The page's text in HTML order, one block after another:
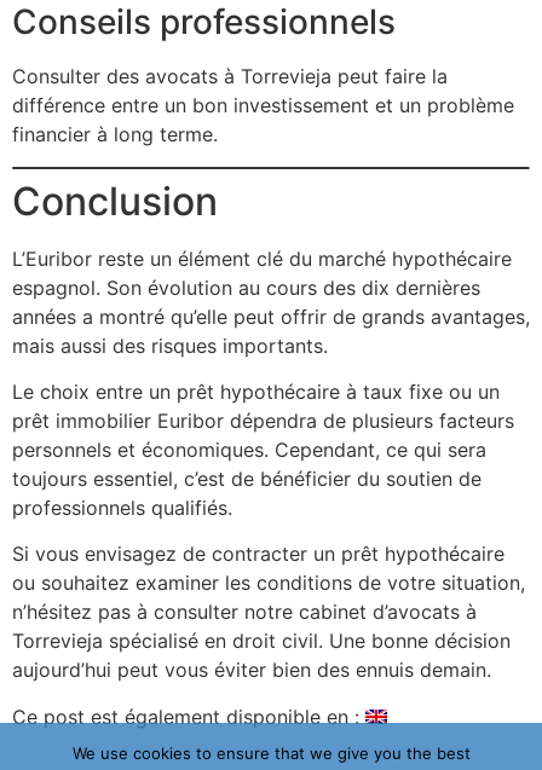
Conseils professionnels
Consulter des avocats à Torrevieja peut faire la
différence entre un bon investissement et un problème
financier à long terme.
Conclusion
L’Euribor reste un élément clé du marché hypothécaire
espagnol. Son évolution au cours des dix dernières
années a montré qu’elle peut offrir de grands avantages,
mais aussi des risques importants.
Le choix entre un prêt hypothécaire à taux fixe ou un
prêt immobilier Euribor dépendra de plusieurs facteurs
personnels et économiques. Cependant, ce qui sera
toujours essentiel, c’est de bénéficier du soutien de
professionnels qualifiés.
Si vous envisagez de contracter un prêt hypothécaire
ou souhaitez examiner les conditions de votre situation,
n’hésitez pas à consulter notre cabinet d’avocats à
Torrevieja spécialisé en droit civil. Une bonne décision
aujourd’hui peut vous éviter bien des ennuis demain.
Ce post est également disponible en :
We use cookies to ensure that we give you the best